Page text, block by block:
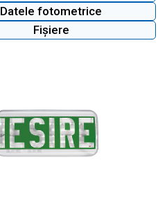
Datele fotometrice
Fișiere